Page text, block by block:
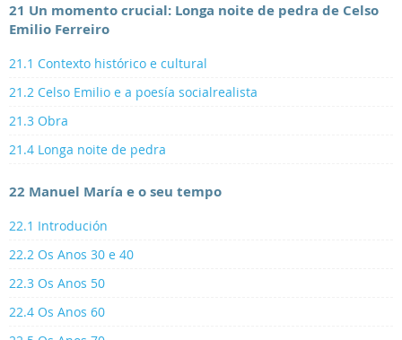
21 Un momento crucial: Longa noite de pedra de Celso
Emilio Ferreiro
21.1 Contexto histórico e cultural
21.2 Celso Emilio e a poesía socialrealista
21.3 Obra
21.4 Longa noite de pedra
22 Manuel María e o seu tempo
22.1 Introdución
22.2 Os Anos 30 e 40
22.3 Os Anos 50
22.4 Os Anos 60